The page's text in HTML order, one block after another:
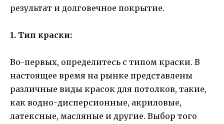
результат и долговечное покрытие.
1. Тип краски:
Во-первых, определитесь с типом краски. В
настоящее время на рынке представлены
различные виды красок для потолков, такие,
как водно-дисперсионные, акриловые,
латексные, масляные и другие. Выбор того